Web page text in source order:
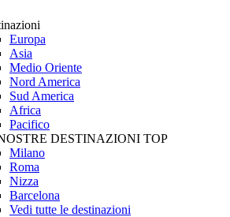
Europa
Asia
Medio Oriente
Nord America
Sud America
Africa
Pacifico
DESTINAZIONI TOP
Milano
Roma
Nizza
Barcelona
Vedi tutte le destinazioni